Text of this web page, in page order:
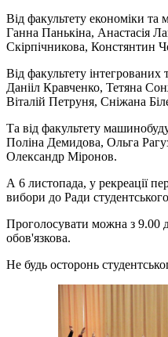
Від факультету економіки
Ганна Панькіна, Анастасія
Скірпічникова, Констянтин
Від факультету
Данііл Кравченко, Тетяна
Віталій Петруня, Сніжана
Та від факультету
Поліна Демидова, Ольга
Олександр Міронов.
А 6 листопада, у рекреації
вибори до Ради
Проголосувати можна з 9.00
обов'язкова.
Не будь осторонь